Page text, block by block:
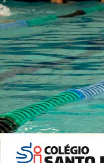
Período Integral | Saiba mais
INSTITUCIONAL